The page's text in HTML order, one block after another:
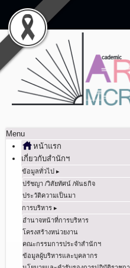
Menu
หน้าแรก
เกี่ยวกับสำนักฯ
ข้อมูลทั่วไป ▸
ปรัชญา /วิสัยทัศน์ /พันธกิจ
ประวัติความเป็นมา
การบริหาร ▸
อำนาจหน้าที่การบริหาร
โครงสร้างหน่วยงาน
คณะกรรมการประจำสำนักฯ
ข้อมูลผู้บริหารและบุคลากร